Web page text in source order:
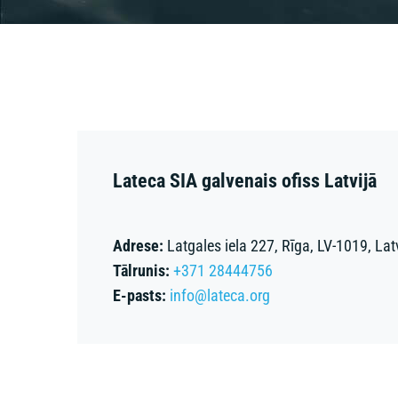
Lateca SIA galvenais ofiss Latvijā
​Adrese: Latgales iela 227, Rīga, LV-1019,
Tālrunis: +371 28444756
E-pasts: info@lateca.org